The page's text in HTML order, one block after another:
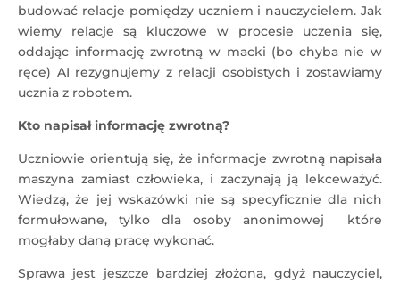
budować relacje pomiędzy uczniem i nauczycielem. Jak
wiemy relacje są kluczowe w procesie uczenia się,
oddając informację zwrotną w macki (bo chyba nie w
ręce) AI rezygnujemy z relacji osobistych i zostawiamy
ucznia z robotem.
Kto napisał informację zwrotną?
Uczniowie orientują się, że informacje zwrotną napisała
maszyna zamiast człowieka, i zaczynają ją lekceważyć.
Wiedzą, że jej wskazówki nie są specyficznie dla nich
formułowane, tylko dla osoby anonimowej które
mogłaby daną pracę wykonać.
Sprawa jest jeszcze bardziej złożona, gdyż nauczyciel,